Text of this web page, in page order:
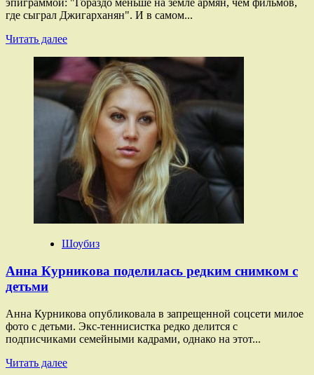
эпиграммой: "Гораздо меньше на земле армян, чем фильмов,
где сыграл Джигарханян". И в самом...
Читать далееПрочитать
Обаятельный
злодей,
мудрец
и
хитрец:
чем
запомнился
Армен
Джигарханян
Шоубиз
Анна Курникова поделилась редким снимком с
детьми
Анна Курникова опубликовала в запрещенной соцсети милое
фото с детьми. Экс-теннисистка редко делится с
подписчиками семейными кадрами, однако на этот...
Читать далееПрочитать